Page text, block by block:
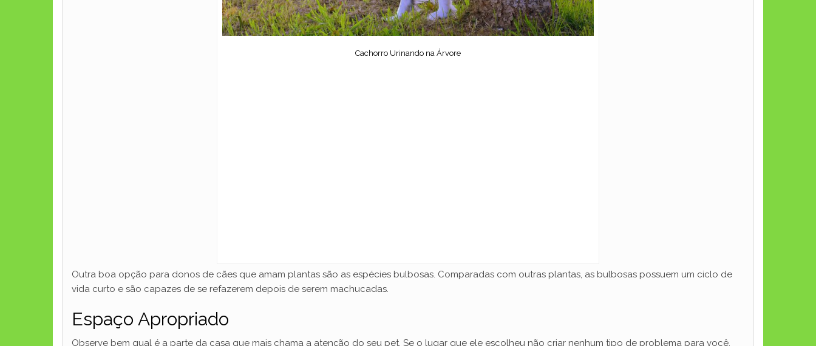
Cachorro Urinando na Árvore
Outra boa opção para donos de cães que amam plantas são as espécies bulbosas. Comparadas com outras plantas, as bulbosas possuem um ciclo de
vida curto e são capazes de se refazerem depois de serem machucadas.
Espaço Apropriado
Observe bem qual é a parte da casa que mais chama a atenção do seu pet. Se o lugar que ele escolheu não criar nenhum tipo de problema para você,